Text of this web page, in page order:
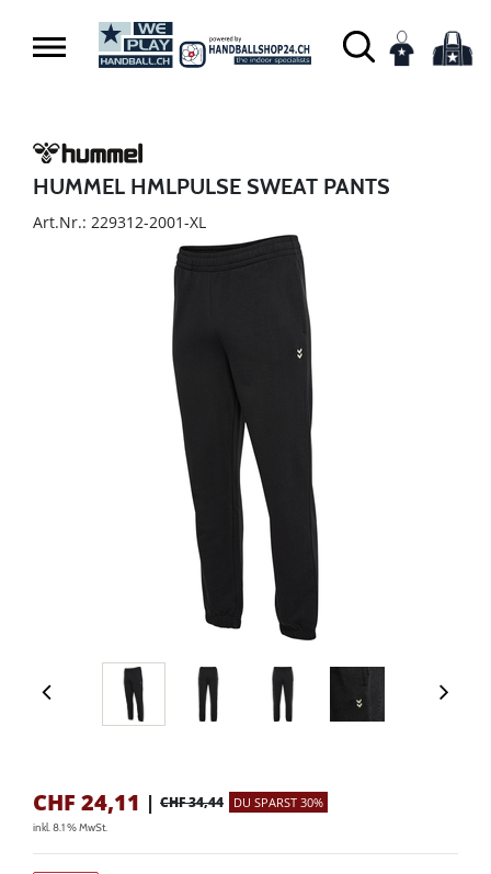
HUMMEL HMLPULSE SWEAT PANTS
Art.Nr.: 229312-2001-XL
CHF 24,11 | CHF 34,44 DU SPARST 30%
inkl. 8.1 % MwSt.